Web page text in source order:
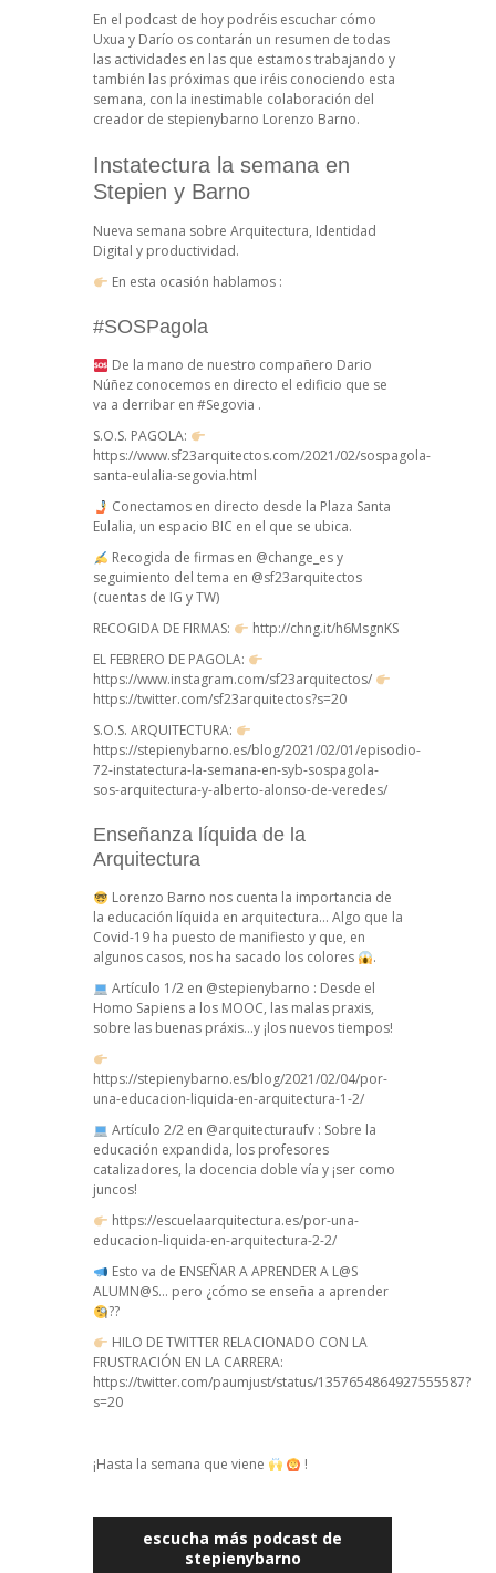
En el podcast de hoy podréis escuchar cómo
Uxua y Darío os contarán un resumen de todas
las actividades en las que estamos trabajando y
también las próximas que iréis conociendo esta
semana, con la inestimable colaboración del
creador de stepienybarno Lorenzo Barno.
Instatectura la semana en
Stepien y Barno
Nueva semana sobre Arquitectura, Identidad
Digital y productividad.
En esta ocasión hablamos :
#SOSPagola
De la mano de nuestro compañero Dario
Núñez conocemos en directo el edificio que se
va a derribar en #Segovia .
S.O.S. PAGOLA:
https://www.sf23arquitectos.com/2021/02/sospagola-
santa-eulalia-segovia.html
Conectamos en directo desde la Plaza Santa
Eulalia, un espacio BIC en el que se ubica.
Recogida de firmas en @change_es y
seguimiento del tema en @sf23arquitectos
(cuentas de IG y TW)
RECOGIDA DE FIRMAS:
http://chng.it/h6MsgnKS
EL FEBRERO DE PAGOLA:
https://www.instagram.com/sf23arquitectos/
https://twitter.com/sf23arquitectos?s=20
S.O.S. ARQUITECTURA:
https://stepienybarno.es/blog/2021/02/01/episodio-
72-instatectura-la-semana-en-syb-sospagola-
sos-arquitectura-y-alberto-alonso-de-veredes/
Enseñanza líquida de la
Arquitectura
Lorenzo Barno nos cuenta la importancia de
la educación líquida en arquitectura… Algo que la
Covid-19 ha puesto de manifiesto y que, en
algunos casos, nos ha sacado los colores
.
Artículo 1/2 en @stepienybarno : Desde el
Homo Sapiens a los MOOC, las malas praxis,
sobre las buenas práxis…y ¡los nuevos tiempos!
https://stepienybarno.es/blog/2021/02/04/por-
una-educacion-liquida-en-arquitectura-1-2/
Artículo 2/2 en @arquitecturaufv : Sobre la
educación expandida, los profesores
catalizadores, la docencia doble vía y ¡ser como
juncos!
https://escuelaarquitectura.es/por-una-
educacion-liquida-en-arquitectura-2-2/
Esto va de ENSEÑAR A APRENDER A L@S
ALUMN@S… pero ¿cómo se enseña a aprender
??
HILO DE TWITTER RELACIONADO CON LA
FRUSTRACIÓN EN LA CARRERA:
https://twitter.com/paumjust/status/1357654864927555587?
s=20
¡Hasta la semana que viene !
escucha más podcast de
stepienybarno